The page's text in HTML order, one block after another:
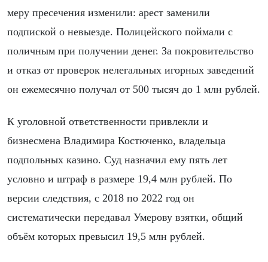
меру пресечения изменили: арест заменили
подпиской о невыезде. Полицейского поймали с
поличным при получении денег. За покровительство
и отказ от проверок нелегальных игорных заведений
он ежемесячно получал от 500 тысяч до 1 млн рублей.
К уголовной ответственности привлекли и
бизнесмена Владимира Костюченко, владельца
подпольных казино. Суд назначил ему пять лет
условно и штраф в размере 19,4 млн рублей. По
версии следствия, с 2018 по 2022 год он
систематически передавал Умерову взятки, общий
объём которых превысил 19,5 млн рублей.